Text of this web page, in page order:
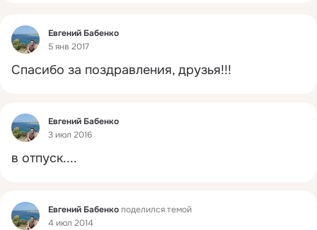
Фид
Евгений Бабенко
5 янв 2017
Спасибо за поздравления, друзья!!!
Фид
Евгений Бабенко
3 июл 2016
в отпуск....
Фид Евгений Бабенкоподелился темой
4 июл 2014